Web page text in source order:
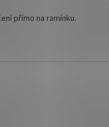
přímo na ramínku.